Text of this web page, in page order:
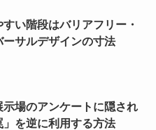
すい階段はバリアフリー・
ーサルデザインの寸法
示場のアンケートに隠され
」を逆に利用する方法